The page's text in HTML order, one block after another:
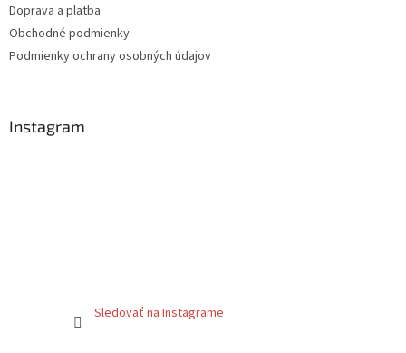
Doprava a platba
Obchodné podmienky
Podmienky ochrany osobných údajov
Instagram
Sledovať na Instagrame